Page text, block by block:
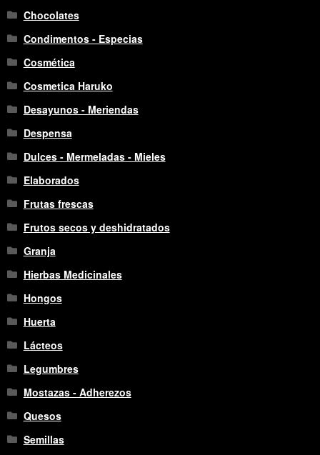
Chocolates
Condimentos - Especias
Cosmética
Cosmetica Haruko
Desayunos - Meriendas
Despensa
Dulces - Mermeladas - Mieles
Elaborados
Frutas frescas
Frutos secos y deshidratados
Granja
Hierbas Medicinales
Hongos
Huerta
Lácteos
Legumbres
Mostazas - Adherezos
Quesos
Semillas